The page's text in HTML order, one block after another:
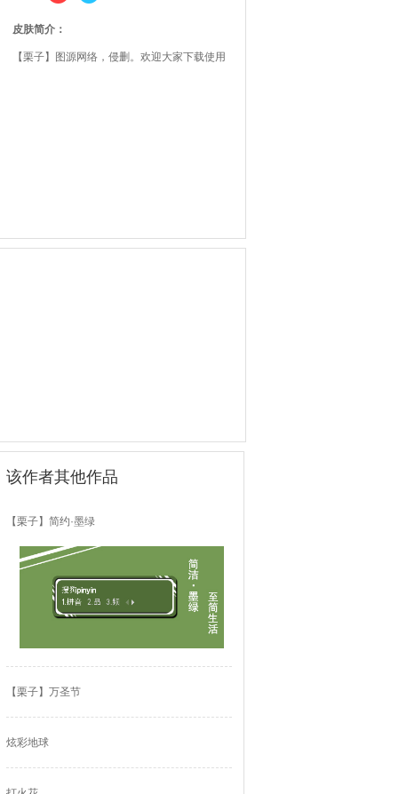
皮肤简介：
【栗子】图源网络，侵删。欢迎大家下载使用
该作者其他作品
【栗子】简约·墨绿
【栗子】万圣节
炫彩地球